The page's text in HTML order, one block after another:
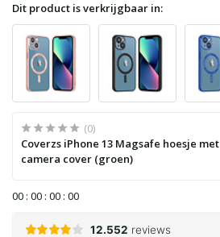
Dit product is verkrijgbaar in:
(0)
Coverzs iPhone 13 Magsafe hoesje met
camera cover (groen)
00 : 00 : 00 : 00